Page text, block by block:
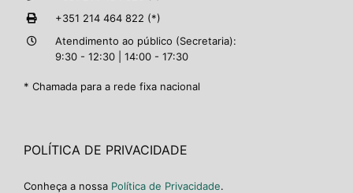
+351 214 464 822 (*)
Atendimento ao público (Secretaria):
9:30 - 12:30 | 14:00 - 17:30
* Chamada para a rede fixa nacional
POLÍTICA DE PRIVACIDADE
Conheça a nossa Política de Privacidade.